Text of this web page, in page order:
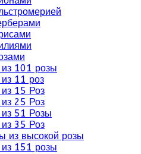
из 101 розы
из 11 роз
из 15 Роз
из 25 Роз
из 51 Розы
из 35 Роз
из высокой розы
из 151 розы